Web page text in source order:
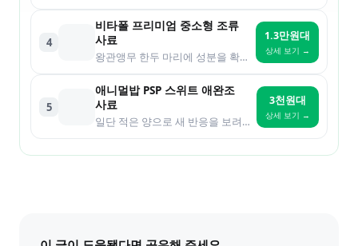
4
비타폴 프리미엄 중소형 조류
사료
왕관앵무 한두 마리에 성분을 확인하고 싶은 분
1.3만원대
상세 보기 →
5
애니멀밥 PSP 스위트 애완조
사료
일단 적은 양으로 새 반응을 보려는 분
3천원대
상세 보기 →